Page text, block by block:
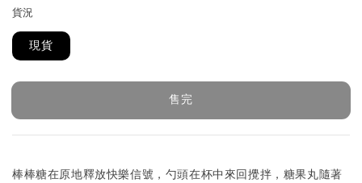
貨況
現貨
售完
棒棒糖在原地釋放快樂信號，勺頭在杯中來回攪拌，糖果丸隨著